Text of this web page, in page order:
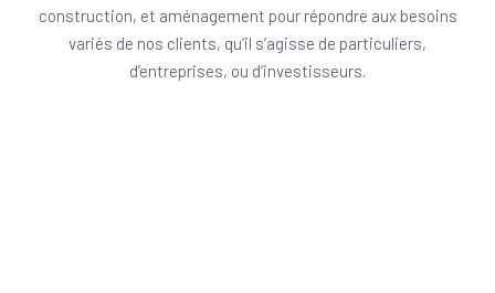
construction, et aménagement pour répondre aux besoins
variés de nos clients, qu’il s’agisse de particuliers,
d’entreprises, ou d’investisseurs.